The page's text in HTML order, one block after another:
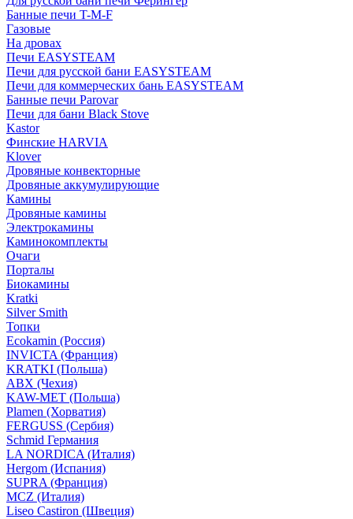
Банные печи T-M-F
Газовые
На дровах
Печи EASYSTEAM
Печи для русской бани EASYSTEAM
Печи для коммерческих бань EASYSTEAM
Банные печи Parovar
Печи для бани Black Stove
Kastor
Финские HARVIA
Klover
Дровяные конвекторные
Дровяные аккумулирующие
Камины
Дровяные камины
Электрокамины
Каминокомплекты
Очаги
Порталы
Биокамины
Kratki
Silver Smith
Топки
Ecokamin (Россия)
INVICTA (Франция)
KRATKI (Польша)
ABX (Чехия)
KAW-MET (Польша)
Plamen (Хорватия)
FERGUSS (Сербия)
Schmid Германия
LA NORDICA (Италия)
Hergom (Испания)
SUPRA (Франция)
MCZ (Италия)
Liseo Castiron (Швеция)